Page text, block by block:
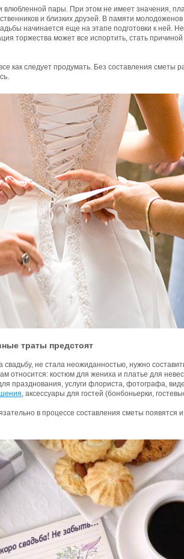
пары. При этом не имеет значения,
и близких друзей. В памяти
начинается еще на этапе подготовки к ней.
торжества может все испортить, стать
как следует продумать. Без составления сметы
траты предстоят
не стала неожиданностью, нужно
относится: костюм для жениха и платье для
празднования, услуги флориста, фотографа,
, аксессуары для гостей (бонбоньерки,
в процессе составления сметы появятся и